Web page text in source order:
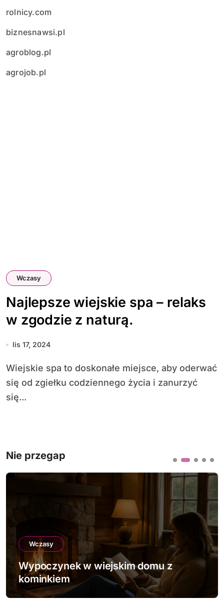
rolnicy.com
biznesnawsi.pl
agroblog.pl
agrojob.pl
Wczasy
Najlepsze wiejskie spa – relaks
w zgodzie z naturą.
lis 17, 2024
Wiejskie spa to doskonałe miejsce, aby oderwać
się od zgiełku codziennego życia i zanurzyć
się...
Nie przegap
Wczasy
Wypoczynek w wiejskim domu z
kominkiem